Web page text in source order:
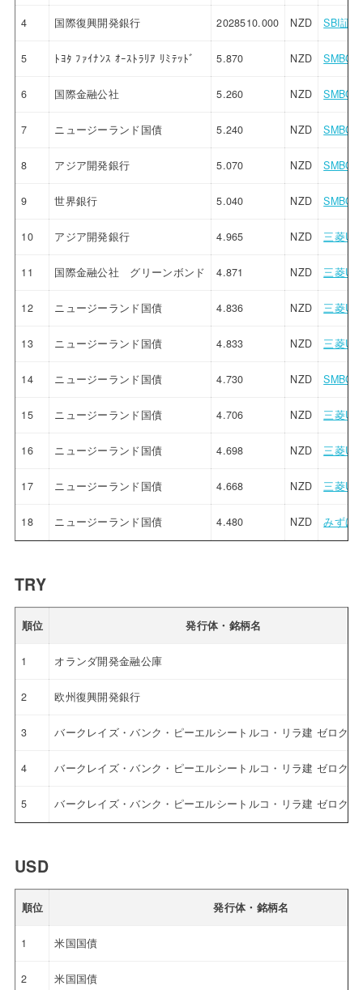
4 国際復興開発銀行 2028510.000 NZD SBI証券
5 ﾄﾖﾀ ﾌｧｲﾅﾝｽ ｵｰｽﾄﾗﾘｱ ﾘﾐﾃｯﾄﾞ 5.870 NZD SMBC
6 国際金融公社 5.260 NZD SMBC
7 ニュージーランド国債 5.240 NZD SMBC
8 アジア開発銀行 5.070 NZD SMBC
9 世界銀行 5.040 NZD SMBC
10 アジア開発銀行 4.965 NZD 三菱
11 国際金融公社 グリーンボンド 4.871 NZD 三菱
12 ニュージーランド国債 4.836 NZD 三菱
13 ニュージーランド国債 4.833 NZD 三菱
14 ニュージーランド国債 4.730 NZD SMBC
15 ニュージーランド国債 4.706 NZD 三菱
16 ニュージーランド国債 4.698 NZD 三菱
17 ニュージーランド国債 4.668 NZD 三菱
18 ニュージーランド国債 4.480 NZD みずほ
TRY
順位 発行体・銘柄名
1 オランダ開発金融公庫
2 欧州復興開発銀行
3 バークレイズ・バンク・ピーエルシートルコ・リラ建 ゼロクー
4 バークレイズ・バンク・ピーエルシートルコ・リラ建 ゼロクー
5 バークレイズ・バンク・ピーエルシートルコ・リラ建 ゼロクー
USD
順位 発行体・銘柄名
1 米国国債
2 米国国債